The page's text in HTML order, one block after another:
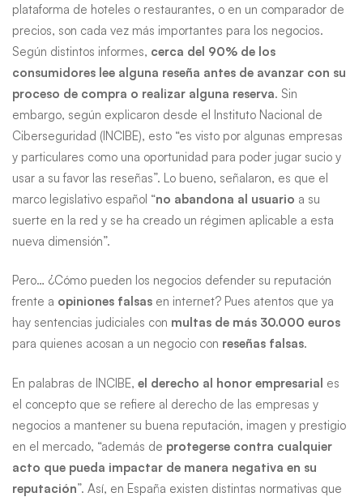
plataforma de hoteles o restaurantes, o en un comparador de
precios, son cada vez más importantes para los negocios.
Según distintos informes, cerca del 90% de los
consumidores lee alguna reseña antes de avanzar con su
proceso de compra o realizar alguna reserva. Sin
embargo, según explicaron desde el Instituto Nacional de
Ciberseguridad (INCIBE), esto “es visto por algunas empresas
y particulares como una oportunidad para poder jugar sucio y
usar a su favor las reseñas”. Lo bueno, señalaron, es que el
marco legislativo español “no abandona al usuario a su
suerte en la red y se ha creado un régimen aplicable a esta
nueva dimensión”.
Pero… ¿Cómo pueden los negocios defender su reputación
frente a opiniones falsas en internet? Pues atentos que ya
hay sentencias judiciales con multas de más 30.000 euros
para quienes acosan a un negocio con reseñas falsas.
En palabras de INCIBE, el derecho al honor empresarial es
el concepto que se refiere al derecho de las empresas y
negocios a mantener su buena reputación, imagen y prestigio
en el mercado, “además de protegerse contra cualquier
acto que pueda impactar de manera negativa en su
reputación”. Así, en España existen distintas normativas que